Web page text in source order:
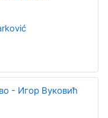
- Игор Вуковић